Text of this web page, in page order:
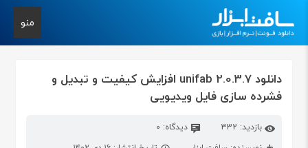
منو
دانلود unifab 2.0.3.7 افزایش کیفیت و تبدیل و
فشرده سازی فایل ویدیویی
بازدید: 332
دیدگاه: 0